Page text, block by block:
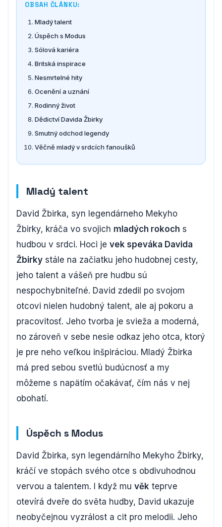
OBSAH ČLÁNKU:
Mladý talent
Úspěch s Modus
Sólová kariéra
Britská inspirace
Nesmrtelné hity
Ocenění a uznání
Rodinný život
Dědictví Davida Žbirky
Smutný odchod legendy
Věčně mladý v srdcích fanoušků
Mladý talent
David Žbirka, syn legendárneho Mekyho
Žbirky, kráča vo svojich mladých rokoch s
hudbou v srdci. Hoci je vek speváka Davida
Žbirky stále na začiatku jeho hudobnej cesty,
jeho talent a vášeň pre hudbu sú
nespochybniteľné. David zdedil po svojom
otcovi nielen hudobný talent, ale aj pokoru a
pracovitosť. Jeho tvorba je svieža a moderná,
no zároveň v sebe nesie odkaz jeho otca, ktorý
je pre neho veľkou inšpiráciou. Mladý Žbirka
má pred sebou svetlú budúcnosť a my
môžeme s napätím očakávať, čím nás v nej
obohatí.
Úspěch s Modus
David Žbirka, syn legendárního Mekyho Žbirky,
kráčí ve stopách svého otce s obdivuhodnou
vervou a talentem. I když mu věk teprve
otevírá dveře do světa hudby, David ukazuje
neobyčejnou vyzrálost a cit pro melodii. Jeho